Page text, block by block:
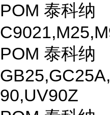
POM 泰科纳
POM 泰科纳
90,UV90Z